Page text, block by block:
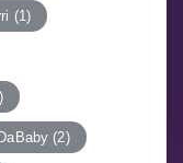
(1)
DaBaby (2)